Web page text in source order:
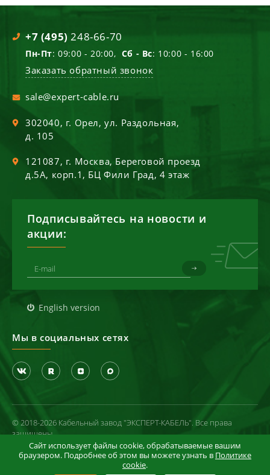
+7 (495) 248-66-70
Пн-Пт: 09:00 - 20:00, Сб - Вс: 10:00 - 16:00
Заказать обратный звонок
sale@expert-cable.ru
302040, г. Орел,ул. Раздольная,
д. 105
121087, г. Москва, Береговой проезд
д.5А, корп.1, БЦ Фили Град, 4 этаж
Подписывайтесь на новости и
акции:
English version
Мы в социальных сетях
© 2018-2026 Кабельный завод "ЭКСПЕРТ-КАБЕЛЬ". Все права
защищены
Политика конфиденциальности
Условия использования сайта
Сайт использует файлы cookie, обрабатываемые вашим
браузером. Подробнее об этом вы можете узнать в Политике
cookie.